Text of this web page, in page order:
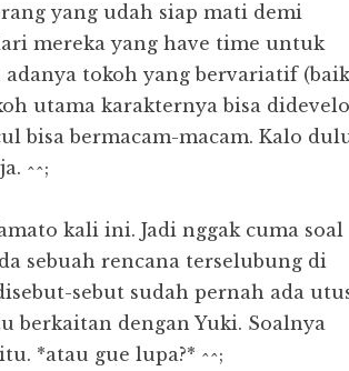
yang udah siap mati demi
mereka yang have time untuk
tokoh yang bervariatif (baik
utama karakternya bisa
bisa bermacam-macam. Kalo
^^;
kali ini. Jadi nggak cuma soal
sebuah rencana terselubung di
sebut sudah pernah ada
berkaitan dengan Yuki. Soalnya
*atau gue lupa?* ^^;